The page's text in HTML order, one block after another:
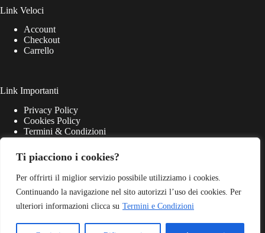
Ti piacciono i cookies?
Per offrirti il miglior servizio possibile utilizziamo i cookies.
Continuando la navigazione nel sito autorizzi l’uso dei cookies. Per
ulteriori informazioni clicca su Termini e Condizioni
Link Veloci
Account
Checkout
Carrello
Link Importanti
Privacy Policy
Cookies Policy
Termini & Condizioni